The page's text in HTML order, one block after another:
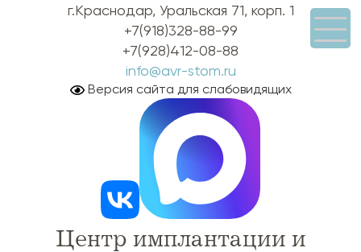
г.Краснодар, Уральская 71, корп. 1
+7(918)328-88-99
+7(928)412-08-88
info@avr-stom.ru
Версия сайта для слабовидящих
Центр имплантации и